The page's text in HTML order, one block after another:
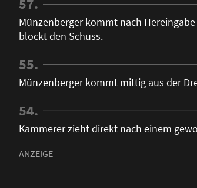
57.
Münzenberger kommt nach
blockt den Schuss.
55.
Münzenberger kommt mittig aus der
54.
Kammerer zieht direkt nach einem